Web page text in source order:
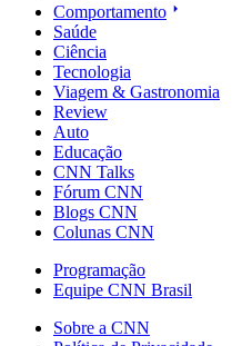
Comportamento
Saúde
Ciência
Tecnologia
Viagem & Gastronomia
Review
Auto
Educação
CNN Talks
Fórum CNN
Blogs CNN
Colunas CNN
Programação
Equipe CNN Brasil
Sobre a CNN